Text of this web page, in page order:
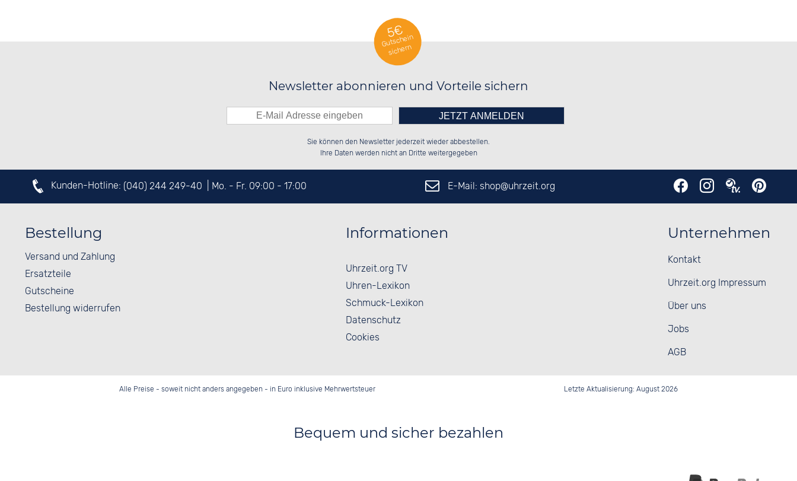
5€
Gutschein
sichern
Newsletter abonnieren und Vorteile sichern
██░░░░░░░░████░░░░░░██░░██░░██░░
██████░░░░░░██░░░░████░░██████░░
██░░██░░░░░░██░░██░░░░░░░░░░██░░
Bitte tragen Sie die Zahl in
das nebenstehende Feld ein.
Sie können den Newsletter jederzeit wieder abbestellen.
Ihre Daten werden nicht an Dritte weitergegeben
Kunden-Hotline: (040) 244 249-40 | Mo. - Fr. 09:00 - 17:00 E-Mail: shop@uhrzeit.org
Bestellung
Versand und Zahlung
Ersatzteile
Gutscheine
Bestellung widerrufen
Informationen
Uhrzeit.org TV
Uhren-Lexikon
Schmuck-Lexikon
Datenschutz
Cookies
Unternehmen
Kontakt
Uhrzeit.org Impressum
Über uns
Jobs
AGB
Alle Preise - soweit nicht anders angegeben - in Euro inklusive Mehrwertsteuer Letzte Aktualisierung: August 2026
Bequem und sicher bezahlen